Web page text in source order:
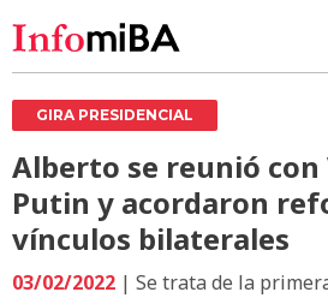
GIRA PRESIDENCIAL
Alberto se reunió
Putin y acordaron
vínculos bilaterales
03/02/2022 | Se trata de la